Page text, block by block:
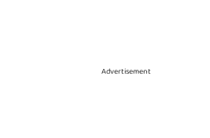
Advertisement